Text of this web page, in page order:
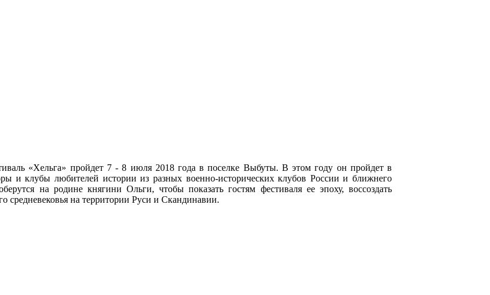
«Хельга» пройдет 7 - 8 июля 2018 года в поселке Выбуты. В этом году он пройдет в
и клубы любителей истории из разных военно-исторических клубов России и ближнего
на родине княгини Ольги, чтобы показать гостям фестиваля ее эпоху, воссоздать
средневековья на территории Руси и Скандинавии.